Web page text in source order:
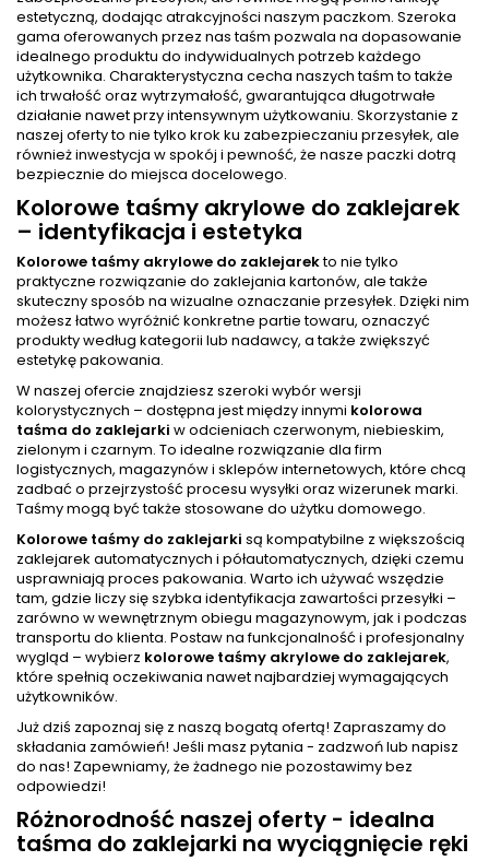
estetyczną, dodając atrakcyjności naszym paczkom. Szeroka
gama oferowanych przez nas taśm pozwala na dopasowanie
idealnego produktu do indywidualnych potrzeb każdego
użytkownika. Charakterystyczna cecha naszych taśm to także
ich trwałość oraz wytrzymałość, gwarantująca długotrwałe
działanie nawet przy intensywnym użytkowaniu. Skorzystanie z
naszej oferty to nie tylko krok ku zabezpieczaniu przesyłek, ale
również inwestycja w spokój i pewność, że nasze paczki dotrą
bezpiecznie do miejsca docelowego.
Kolorowe taśmy akrylowe do zaklejarek
– identyfikacja i estetyka
Kolorowe taśmy akrylowe do zaklejarekto nie tylko
praktyczne rozwiązanie do zaklejania kartonów, ale także
skuteczny sposób na wizualne oznaczanie przesyłek. Dzięki nim
możesz łatwo wyróżnić konkretne partie towaru, oznaczyć
produkty według kategorii lub nadawcy, a także zwiększyć
estetykę pakowania.
W naszej ofercie znajdziesz szeroki wybór wersji
kolorystycznych – dostępna jest między innymi kolorowa
taśma do zaklejarki w odcieniach czerwonym, niebieskim,
zielonym i czarnym. To idealne rozwiązanie dla firm
logistycznych, magazynów i sklepów internetowych, które chcą
zadbać o przejrzystość procesu wysyłki oraz wizerunek marki.
Taśmy mogą być także stosowane do użytku domowego.
Kolorowe taśmy do zaklejarki są kompatybilne z większością
zaklejarek automatycznych i półautomatycznych, dzięki czemu
usprawniają proces pakowania. Warto ich używać wszędzie
tam, gdzie liczy się szybka identyfikacja zawartości przesyłki –
zarówno w wewnętrznym obiegu magazynowym, jak i podczas
transportu do klienta. Postaw na funkcjonalność i profesjonalny
wygląd – wybierz kolorowe taśmy akrylowe do zaklejarek,
które spełnią oczekiwania nawet najbardziej wymagających
użytkowników.
Już dziś zapoznaj się z naszą bogatą ofertą! Zapraszamy do
składania zamówień! Jeśli masz pytania - zadzwoń lub napisz
do nas! Zapewniamy, że żadnego nie pozostawimy bez
odpowiedzi!
Różnorodność naszej oferty - idealna
taśma do zaklejarki na wyciągnięcie ręki